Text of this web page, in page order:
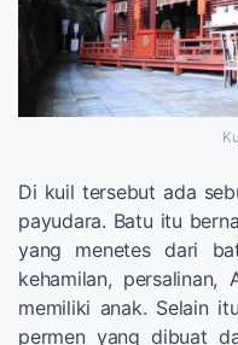
Di kuil tersebut ada
payudara. Batu itu
yang menetes dari
kehamilan, persalinan,
memiliki anak. Selain
permen yang dibuat